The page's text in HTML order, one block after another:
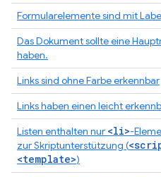
Formularelemente sind mit
Das Dokument sollte eine
haben.
Links sind ohne Farbe erkennbar
Links haben einen leicht
Listen enthalten nur <li>-
zur Skriptunterstützung (
<template>)